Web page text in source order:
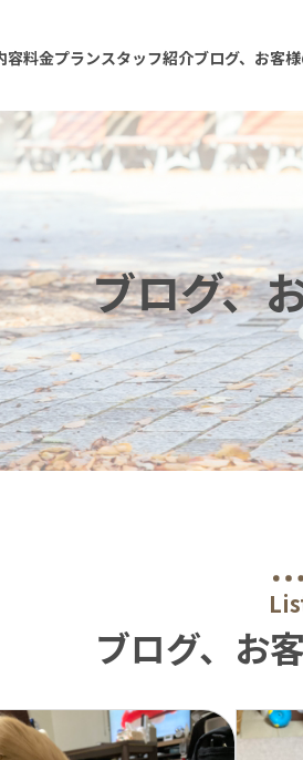
容料金プランスタッフ紹介ブログ、お客
ブログ、
ブログ、お